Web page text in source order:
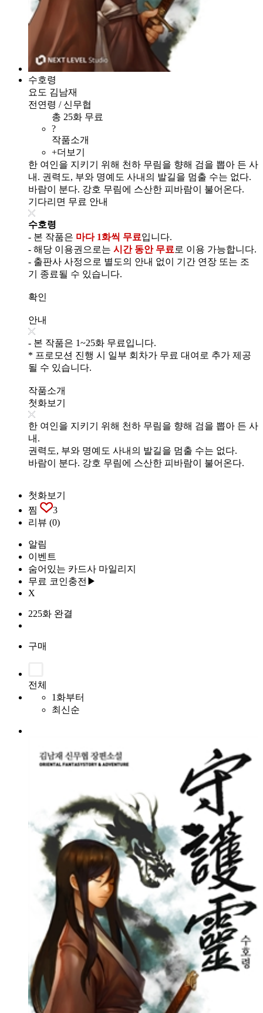
수호령
요도 김남재
전연령 / 신무협
총 25화 무료
?
작품소개
+더보기
한 여인을 지키기 위해 천하 무림을 향해 검을 뽑아 든 사
내. 권력도, 부와 명예도 사내의 발길을 멈출 수는 없다.
바람이 분다. 강호 무림에 스산한 피바람이 불어온다.
기다리면 무료 안내
수호령
- 본 작품은 마다 1화씩 무료입니다.
- 해당 이용권으로는 시간 동안 무료 로 이용 가능합니다.
- 출판사 사정으로 별도의 안내 없이 기간 연장 또는 조
기 종료될 수 있습니다.
확인
안내
- 본 작품은 1~25화 무료입니다.
* 프로모션 진행 시 일부 회차가 무료 대여로 추가 제공
될 수 있습니다.
작품소개
첫화보기
한 여인을 지키기 위해 천하 무림을 향해 검을 뽑아 든 사
내.
권력도, 부와 명예도 사내의 발길을 멈출 수는 없다.
바람이 분다. 강호 무림에 스산한 피바람이 불어온다.
첫화보기
찜
3
리뷰 (0)
알림
이벤트
숨어있는 카드사 마일리지
무료 코인충전▶
X
225화 완결
구매
전체
1화부터
최신순